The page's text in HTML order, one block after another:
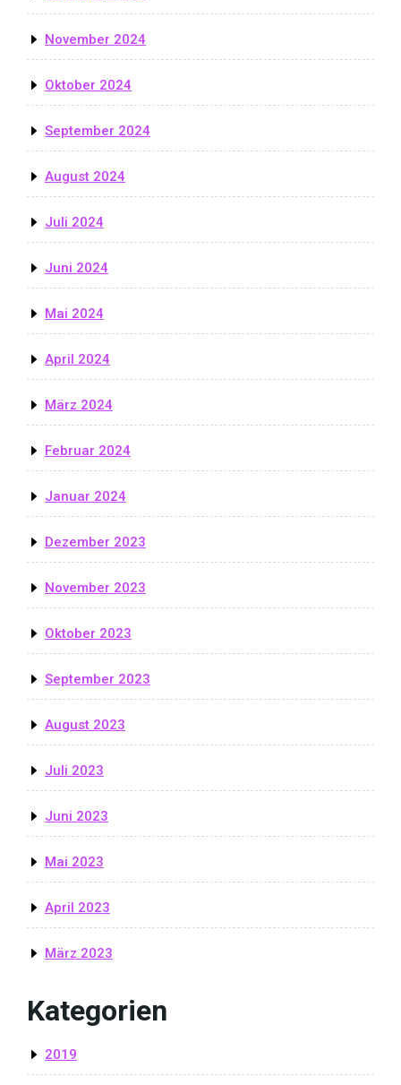
November 2024
Oktober 2024
September 2024
August 2024
Juli 2024
Juni 2024
Mai 2024
April 2024
März 2024
Februar 2024
Januar 2024
Dezember 2023
November 2023
Oktober 2023
September 2023
August 2023
Juli 2023
Juni 2023
Mai 2023
April 2023
März 2023
Kategorien
2019